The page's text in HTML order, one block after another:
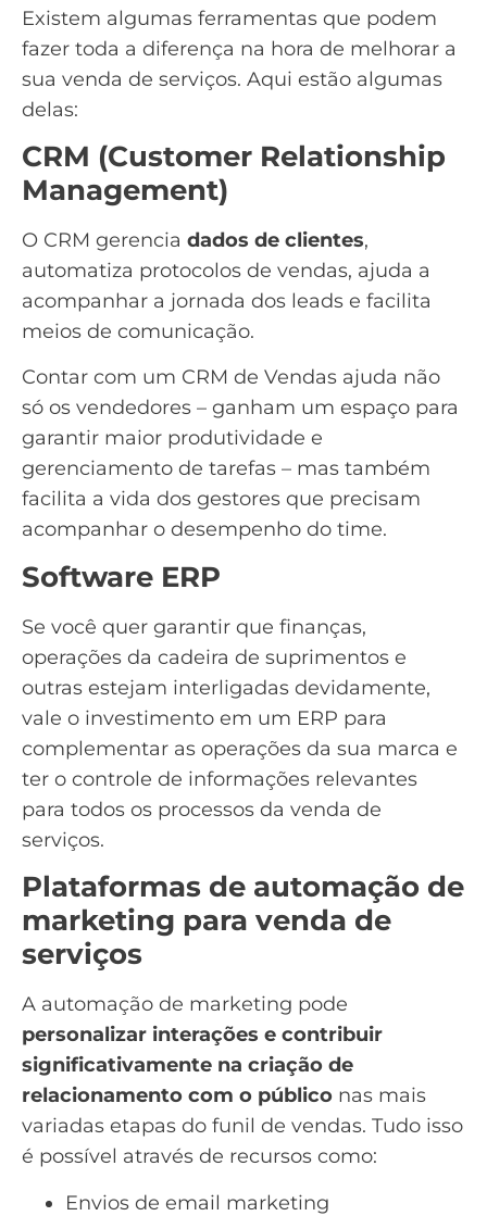
Existem algumas ferramentas que podem
fazer toda a diferença na hora de melhorar a
sua venda de serviços. Aqui estão algumas
delas:
CRM (Customer Relationship
Management)
O CRM gerencia dados de clientes,
automatiza protocolos de vendas, ajuda a
acompanhar a jornada dos leads e facilita
meios de comunicação.
Contar com um CRM de Vendas ajuda não
só os vendedores – ganham um espaço para
garantir maior produtividade e
gerenciamento de tarefas – mas também
facilita a vida dos gestores que precisam
acompanhar o desempenho do time.
Software ERP
Se você quer garantir que finanças,
operações da cadeira de suprimentos e
outras estejam interligadas devidamente,
vale o investimento em um ERP para
complementar as operações da sua marca e
ter o controle de informações relevantes
para todos os processos da venda de
serviços.
Plataformas de automação de
marketing para venda de
serviços
A automação de marketing pode
personalizar interações e contribuir
significativamente na criação de
relacionamento com o público nas mais
variadas etapas do funil de vendas. Tudo isso
é possível através de recursos como:
Envios de email marketing